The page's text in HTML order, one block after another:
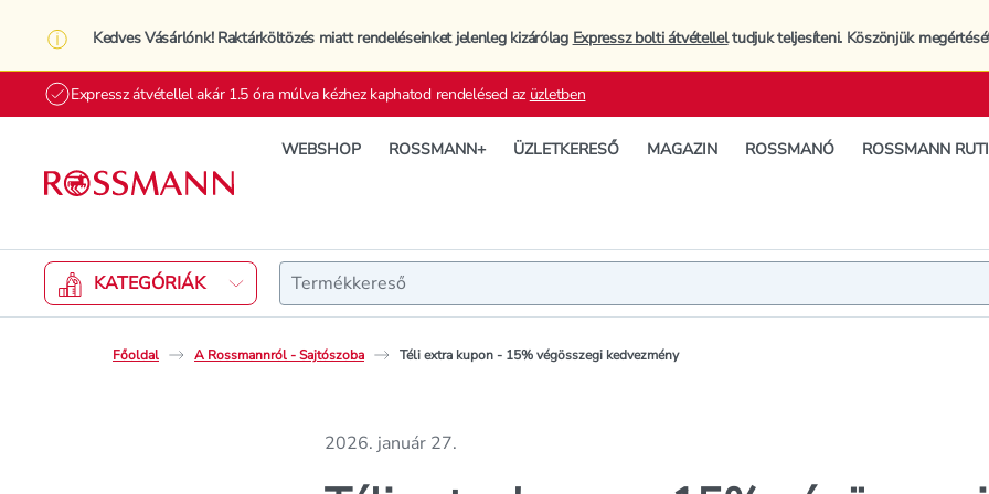
Kedves Vásárlónk! Raktárköltözés miatt rendeléseinket jelenleg kizárólag Expressz bolti átvételleltudjuk teljesíteni. Köszönjük
Expressz átvétellel akár 1.5 óra múlva kézhez kaphatod rendelésed az üzletben
WEBSHOP ROSSMANN+ ÜZLETKERESŐ MAGAZIN ROSSMANÓ ROSSMANN
KATEGÓRIÁK Keresés
Főoldal A Rossmannról - Sajtószoba Téli extra kupon - 15% végösszegi kedvezmény
2026. január 27.